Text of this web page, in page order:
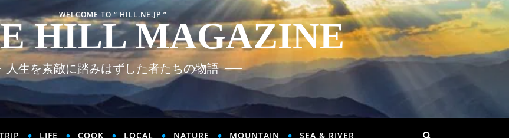
WELCOME TO “ HILL.NE.JP ”
HILL MAGAZINE
人生を素敵に踏みはずした者たちの物語
TRIP LIFE COOK LOCAL NATURE MOUNTAIN SEA & RIVER